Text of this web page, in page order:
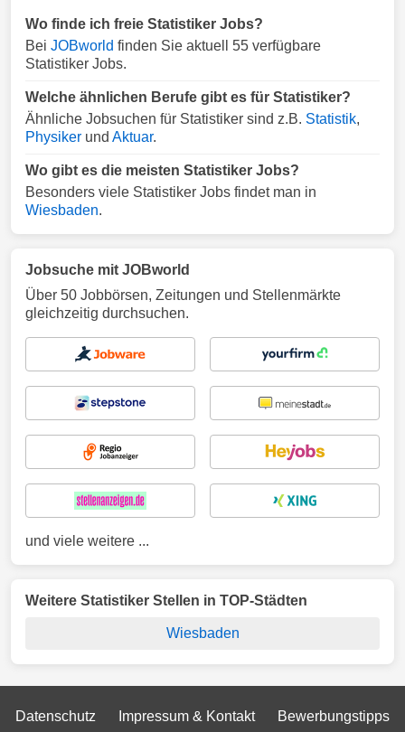
Wo finde ich freie Statistiker Jobs?
Bei JOBworld finden Sie aktuell 55 verfügbare
Statistiker Jobs.
Welche ähnlichen Berufe gibt es für Statistiker?
Ähnliche Jobsuchen für Statistiker sind z.B. Statistik,
Physiker und Aktuar.
Wo gibt es die meisten Statistiker Jobs?
Besonders viele Statistiker Jobs findet man in
Wiesbaden.
Jobsuche mit JOBworld
Über 50 Jobbörsen, Zeitungen und Stellenmärkte
gleichzeitig durchsuchen.
und viele weitere ...
Weitere Statistiker Stellen in TOP-Städten
Wiesbaden
Datenschutz Impressum & Kontakt Bewerbungstipps